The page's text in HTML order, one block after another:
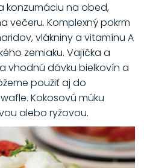
konzumáciu na obed,
večeru. Komplexný pokrm
vlákniny a vitamínu A
zemiaku. Vajíčka a
vhodnú dávku bielkovín a
použiť aj do
Kokosovú múku
alebo ryžovou.